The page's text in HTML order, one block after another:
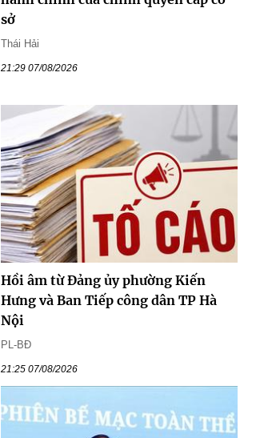
sở
Thái Hải
21:29 07/08/2026
Hồi âm từ Đảng ủy phường Kiến
Hưng và Ban Tiếp công dân TP Hà
Nội
PL-BĐ
21:25 07/08/2026